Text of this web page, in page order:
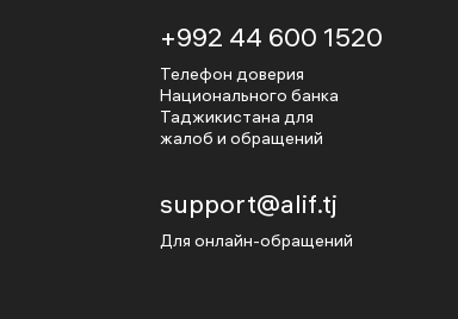
+992 44 600 1520
Телефон доверия
Национального банка
Таджикистана для
жалоб и обращений
support@alif.tj
Для онлайн-обращений